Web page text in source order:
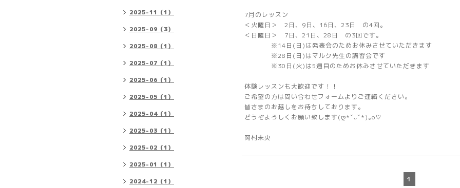
7月のレッスン
＜火曜日＞ 2日、9日、16日、23日 の4回。
＜日曜日＞ 7日、21日、28日 の3回です。
※14日(日)は発表会のためお休みさせていただきます
※28日(日)はマルク先生の講習会です
※30日(火)は5週目のためお休みさせていただきます
体験レッスンも大歓迎です！！
ご希望の方は問い合わせフォームよりご連絡ください。
皆さまのお越しをお待ちしております。
どうぞよろしくお願い致します(ღ*ˇᴗˇ*)｡o♡
岡村未央
1
2025-11（1）
2025-09（3）
2025-08（1）
2025-07（1）
2025-06（1）
2025-05（1）
2025-04（1）
2025-03（1）
2025-02（1）
2025-01（1）
2024-12（1）